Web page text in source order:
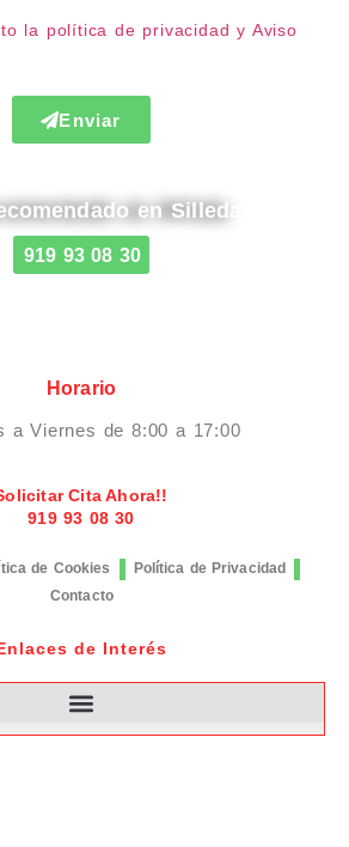
la política de privacidad y Aviso
Enviar
en Silleda
919 93 08 30
Horario
a Viernes de 8:00 a 17:00
Cita Ahora!!
919 93 08 30
de Cookies
Política de Privacidad
Contacto
de Interés